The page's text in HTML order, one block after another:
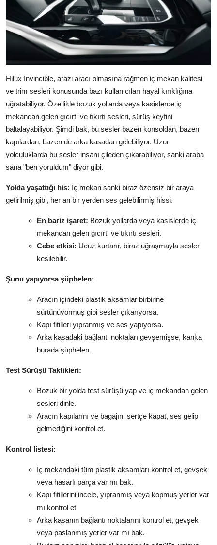
Hilux Invincible, arazi aracı olmasına rağmen iç mekan kalitesi
ve trim sesleri konusunda bazı kullanıcıları hayal kırıklığına
uğratabiliyor. Özellikle bozuk yollarda veya kasislerde iç
mekandan gelen gıcırtı ve tıkırtı sesleri, sürüş keyfini
baltalayabiliyor. Şimdi bak, bu sesler bazen konsoldan, bazen
kapılardan, bazen de arka kasadan gelebiliyor. Uzun
yolculuklarda bu sesler insanı çileden çıkarabiliyor, sanki araba
sana "ben yoruldum" diyor gibi.
Yolda yaşattığı his: İç mekan sanki biraz özensiz bir araya
getirilmiş gibi, her an bir yerden ses gelebilirmiş hissi.
En bariz işaret: Bozuk yollarda veya kasislerde iç
mekandan gelen gıcırtı ve tıkırtı sesleri.
Cebe etkisi: Ucuz kurtarır, biraz uğraşmayla sesler
kesilebilir.
Şunu yapıyorsa şüphelen:
Aracın içindeki plastik aksamlar birbirine
sürtünüyormuş gibi sesler çıkarıyorsa.
Kapı fitilleri yıpranmış ve ses yapıyorsa.
Arka kasadaki bağlantı noktaları gevşemişse, kanka
burada şüphelen.
Test Sürüşü Taktikleri:
Bozuk bir yolda test sürüşü yap ve iç mekandan gelen
sesleri dinle.
Aracın kapılarını ve bagajını sertçe kapat, ses gelip
gelmediğini kontrol et.
Kontrol listesi:
İç mekandaki tüm plastik aksamları kontrol et, gevşek
veya hasarlı parça var mı bak.
Kapı fitillerini incele, yıpranmış veya kopmuş yerler var
mı kontrol et.
Arka kasanın bağlantı noktalarını kontrol et, gevşek
veya paslanmış yerler var mı bak.